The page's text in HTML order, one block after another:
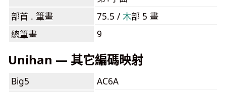
部首 . 筆畫
75.5 /⽊部 5 畫
總筆畫
9
Unihan — 其它編碼映射
Big5
AC6A